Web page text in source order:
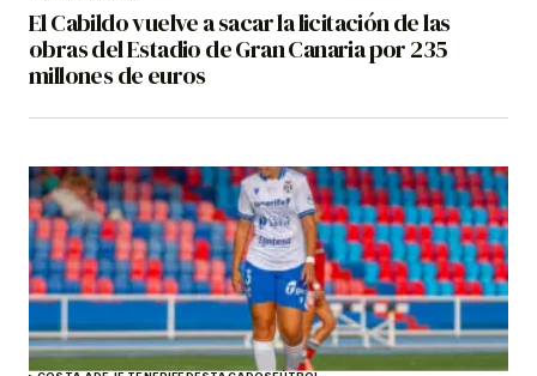
El Cabildo vuelve a sacar la licitación de las
obras del Estadio de Gran Canaria por 235
millones de euros